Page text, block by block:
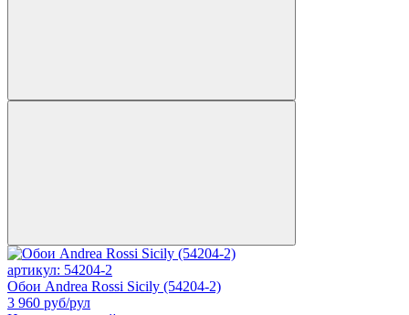
артикул: 54204-2
Обои Andrea Rossi Sicily (54204-2)
3 960 руб/рул